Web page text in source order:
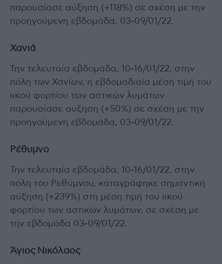
παρουσίασε αύξηση (+118%) σε σχέση με την
προηγούμενη εβδομάδα, 03-09/01/22.
Χανιά
Την τελευταία εβδομάδα, 10-16/01/22, στην
πόλη των Χανίων, η εβδομαδιαία μέση τιμή του
ιικού φορτίου των αστικών λυμάτων
παρουσίασε αύξηση (+50%) σε σχέση με την
προηγούμενη εβδομάδα, 03-09/01/22.
Ρέθυμνο
Την τελευταία εβδομάδα, 10-16/01/22, στην
πόλη του Ρεθύμνου, καταγράφηκε σημαντική
αύξηση (+239%) στη μέση τιμή του ιικού
φορτίου των αστικών λυμάτων, σε σχέση με
την εβδομάδα 03-09/01/22.
Άγιος Νικόλαος